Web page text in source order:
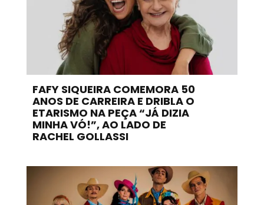
FAFY SIQUEIRA COMEMORA 50
ANOS DE CARREIRA E DRIBLA O
ETARISMO NA PEÇA “JÁ DIZIA
MINHA VÓ!”, AO LADO DE
RACHEL GOLLASSI